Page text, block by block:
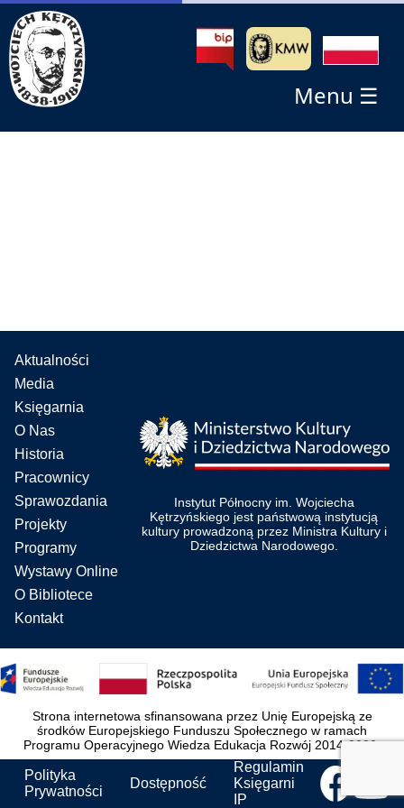
Menu ☰
Aktualności
Media
Księgarnia
O Nas
Historia
Pracownicy
Sprawozdania
Projekty
Programy
Wystawy Online
O Bibliotece
Kontakt
Instytut Północny im. Wojciecha
Kętrzyńskiego jest państwową instytucją
kultury prowadzoną przez Ministra Kultury i
Dziedzictwa Narodowego.
Strona internetowa sfinansowana przez Unię Europejską ze
środków Europejskiego Funduszu Społecznego w ramach
Programu Operacyjnego Wiedza Edukacja Rozwój 2014-2020.
Polityka
Prywatności
Dostępność
Regulamin
Księgarni
IP